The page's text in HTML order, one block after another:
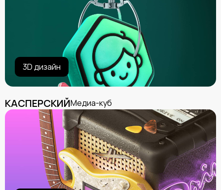
3D дизайн
КАСПЕРСКИЙМедиа-куб